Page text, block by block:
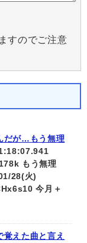
すのでご注意
だが…もう無理
もう無理
28(火)
今月＋
えた曲と言え